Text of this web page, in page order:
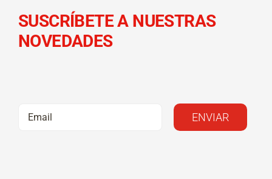
SUSCRÍBETE A NUESTRAS
NOVEDADES